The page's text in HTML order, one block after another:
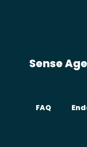
Sense
FAQ